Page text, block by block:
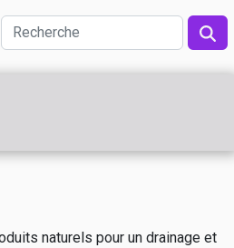
naturels pour un drainage et